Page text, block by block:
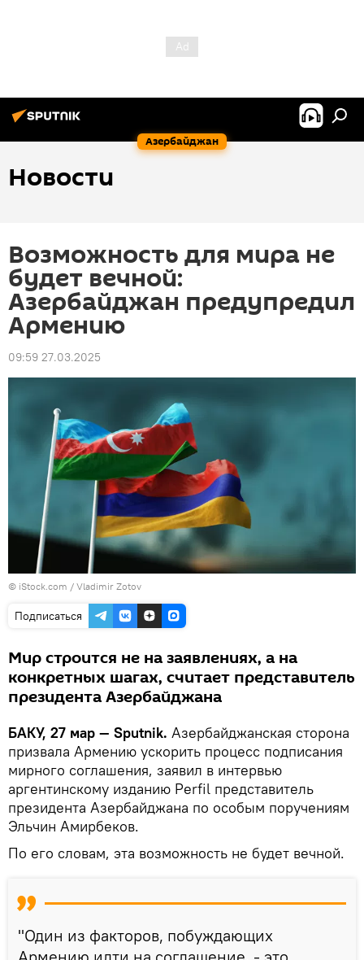
Азербайджан
Новости
Возможность для мира не
будет вечной:
Азербайджан предупредил
Армению
09:59 27.03.2025
© iStock.com / Vladimir Zotov
Подписаться
Мир строится не на заявлениях, а на
конкретных шагах, считает представитель
президента Азербайджана
БАКУ, 27 мар — Sputnik. Азербайджанская сторона
призвала Армению ускорить процесс подписания
мирного соглашения, заявил в интервью
аргентинскому изданию Perfil представитель
президента Азербайджана по особым поручениям
Эльчин Амирбеков.
По его словам, эта возможность не будет вечной.
"Один из факторов, побуждающих